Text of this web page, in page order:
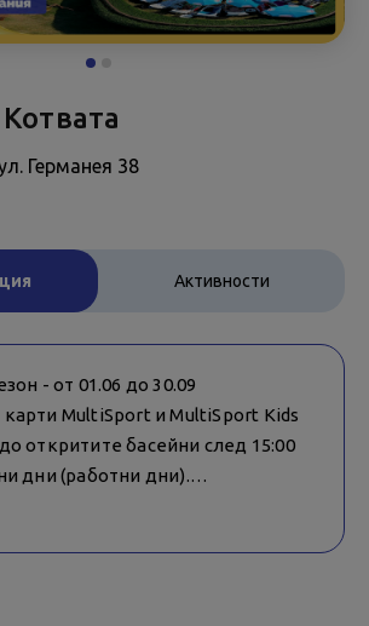
Германея 38
Активности
- от 01.06 до 30.09
MultiSport и MultiSport Kids
откритите басейни след 15:00
дни (работни дни).